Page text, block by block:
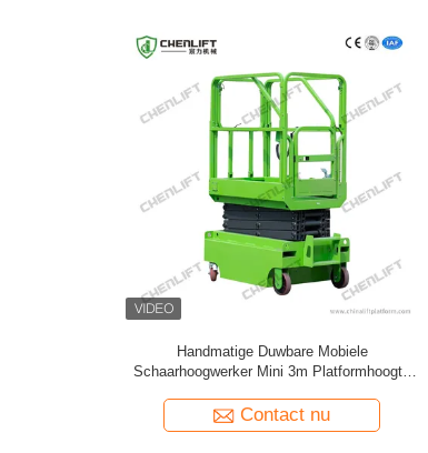
Verpakking Mini Elektrische Zelfrijdende
Scherenlift
Contact nu